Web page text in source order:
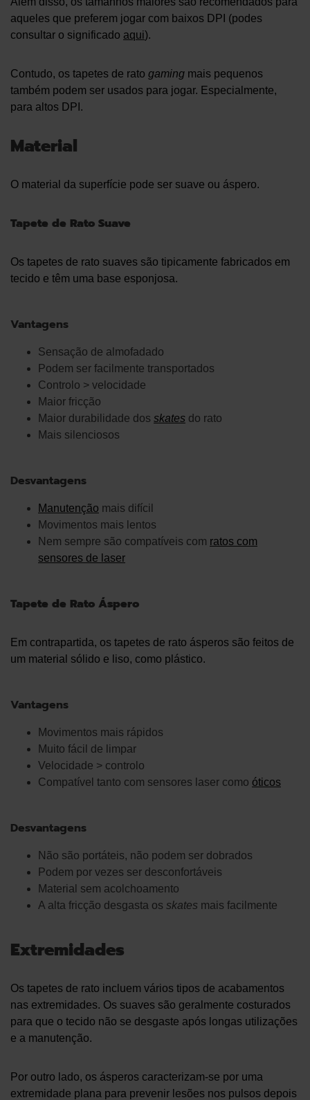
aqueles que preferem jogar com baixos DPI (podes
consultar o significado aqui).
Contudo, os tapetes de rato gaming mais pequenos
também podem ser usados para jogar. Especialmente,
para altos DPI.
Material
O material da superfície pode ser suave ou áspero.
Tapete de Rato Suave
Os tapetes de rato suaves são tipicamente fabricados em
tecido e têm uma base esponjosa.
Vantagens
Sensação de almofadado
Podem ser facilmente transportados
Controlo > velocidade
Maior fricção
Maior durabilidade dos skates do rato
Mais silenciosos
Desvantagens
Manutenção mais difícil
Movimentos mais lentos
Nem sempre são compatíveis com ratos com
sensores de laser
Tapete de Rato Áspero
Em contrapartida, os tapetes de rato ásperos são feitos de
um material sólido e liso, como plástico.
Vantagens
Movimentos mais rápidos
Muito fácil de limpar
Velocidade > controlo
Compatível tanto com sensores laser como óticos
Desvantagens
Não são portáteis, não podem ser dobrados
Podem por vezes ser desconfortáveis
Material sem acolchoamento
A alta fricção desgasta os skates mais facilmente
Extremidades
Os tapetes de rato incluem vários tipos de acabamentos
nas extremidades. Os suaves são geralmente costurados
para que o tecido não se desgaste após longas utilizações
e a manutenção.
Por outro lado, os ásperos caracterizam-se por uma
extremidade plana para prevenir lesões nos pulsos depois